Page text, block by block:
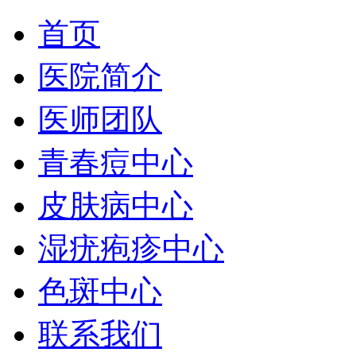
首页
医院简介
医师团队
青春痘中心
皮肤病中心
湿疣疱疹中心
色斑中心
联系我们